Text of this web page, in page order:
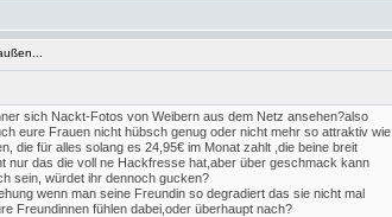
sich Nackt-Fotos von Weibern aus dem Netz ansehen?also
eure Frauen nicht hübsch genug oder nicht mehr so attraktiv wie
die für alles solang es 24,95€ im Monat zahlt ,die beine breit
nur das die voll ne Hackfresse hat,aber über geschmack kann
sein, würdet ihr dennoch gucken?
wenn man seine Freundin so degradiert das sie nicht mal
Freundinnen fühlen dabei,oder überhaupt nach?